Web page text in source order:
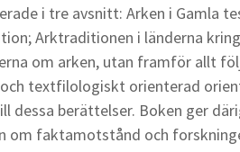
i tre avsnitt: Arken i Gamla
Arktraditionen i länderna
om arken, utan framför allt
textfilologiskt orienterad
dessa berättelser. Boken ger
om faktamotstånd och